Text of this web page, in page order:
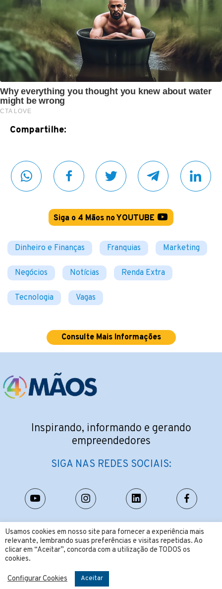
Compartilhe:
Siga o 4 Mãos no YOUTUBE
Dinheiro e Finanças Franquias Marketing
Negócios Notícias Renda Extra
Tecnologia Vagas
Consulte Mais Informações
Usamos cookies em nosso site para fornecer a experiência mais
relevante, lembrando suas preferências e visitas repetidas. Ao
clicar em “Aceitar”, concorda com a utilização de TODOS os
cookies.
Configurar Cookies Aceitar
Inspirando, informando e gerando
empreendedores
SIGA NAS REDES SOCIAIS:
CONTATO:
contato@4maos.com.br